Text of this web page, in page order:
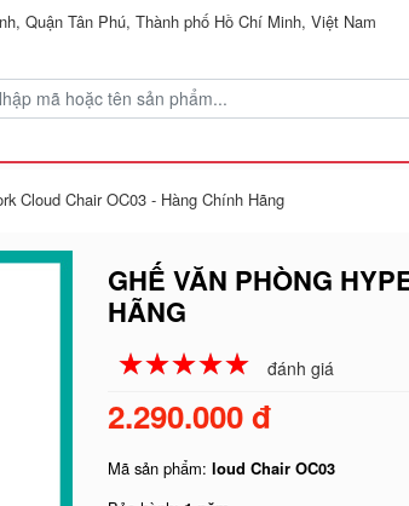
Quận Tân Phú, Thành phố Hồ Chí Minh, Việt Nam
Cloud Chair OC03 - Hàng Chính Hãng
GHẾ VĂN PHÒNG
HÃNG
☆☆☆☆☆
★★★★★ đánh giá
2.290.000 đ
Mã sản phẩm: loud Chair OC03